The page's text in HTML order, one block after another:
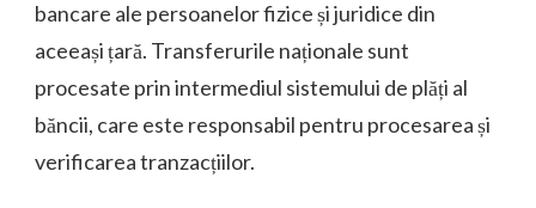
bancare ale persoanelor fizice și juridice din
aceeași țară. Transferurile naționale sunt
procesate prin intermediul sistemului de plăți al
băncii, care este responsabil pentru procesarea și
verificarea tranzacțiilor.